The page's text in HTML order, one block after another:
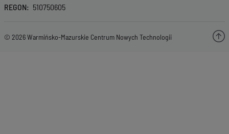
REGON
510750605
© 2026 Warmińsko-Mazurskie Centrum Nowych Technologii